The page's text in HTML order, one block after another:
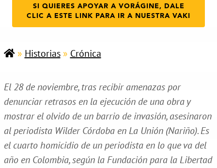
SI QUIERES APOYAR A VORÁGINE, DALE
CLIC A ESTE LINK PARA IR A NUESTRA VAKI
» Historias» Crónica
El 28 de noviembre, tras recibir amenazas por
denunciar retrasos en la ejecución de una obra y
mostrar el olvido de un barrio de invasión, asesinaron
al periodista Wilder Córdoba en La Unión (Nariño). Es
el cuarto homicidio de un periodista en lo que va del
año en Colombia, según la Fundación para la Libertad